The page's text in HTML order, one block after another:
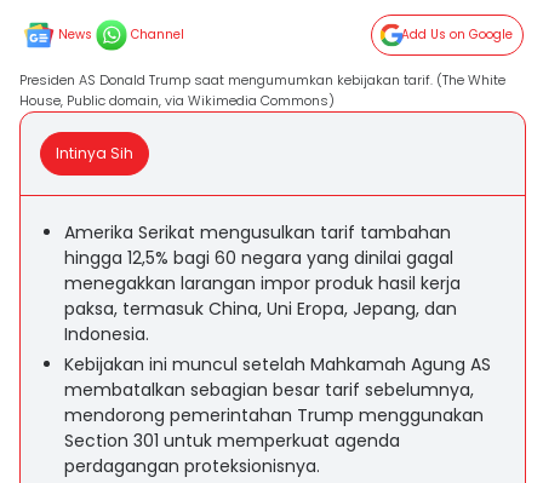
News Channel Add Us on Google
Presiden AS Donald Trump saat mengumumkan kebijakan tarif. (The White
House, Public domain, via Wikimedia Commons)
Intinya Sih
Amerika Serikat mengusulkan tarif tambahan
hingga 12,5% bagi 60 negara yang dinilai gagal
menegakkan larangan impor produk hasil kerja
paksa, termasuk China, Uni Eropa, Jepang, dan
Indonesia.
Kebijakan ini muncul setelah Mahkamah Agung AS
membatalkan sebagian besar tarif sebelumnya,
mendorong pemerintahan Trump menggunakan
Section 301 untuk memperkuat agenda
perdagangan proteksionisnya.